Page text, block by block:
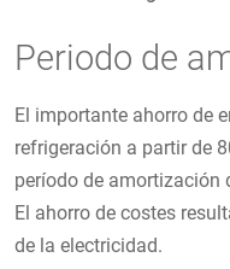
Periodo de
El importante ahorro de
refrigeración a partir de
período de amortización
El ahorro de costes
de la electricidad.